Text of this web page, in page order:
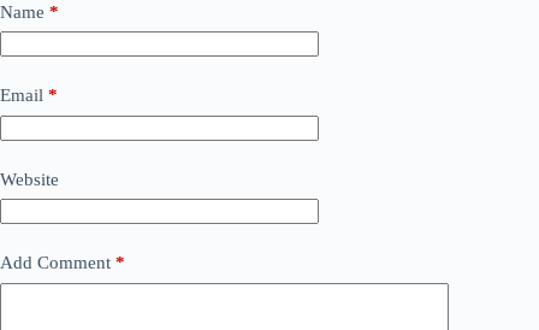
Name *
Email *
Website
Add Comment *